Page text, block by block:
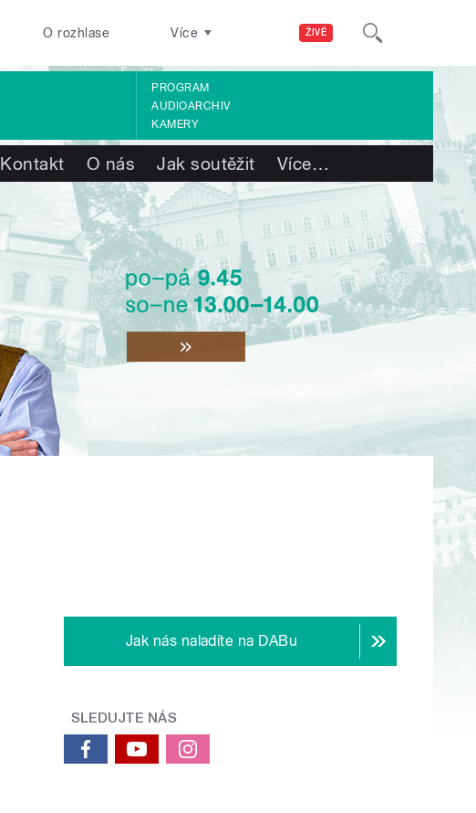
ŽIVĚ
O rozhlase Více
PROGRAM
AUDIOARCHIV
KAMERY
Kontakt O nás Jak soutěžit Více…
Jak nás naladíte na DABu
SLEDUJTE NÁS